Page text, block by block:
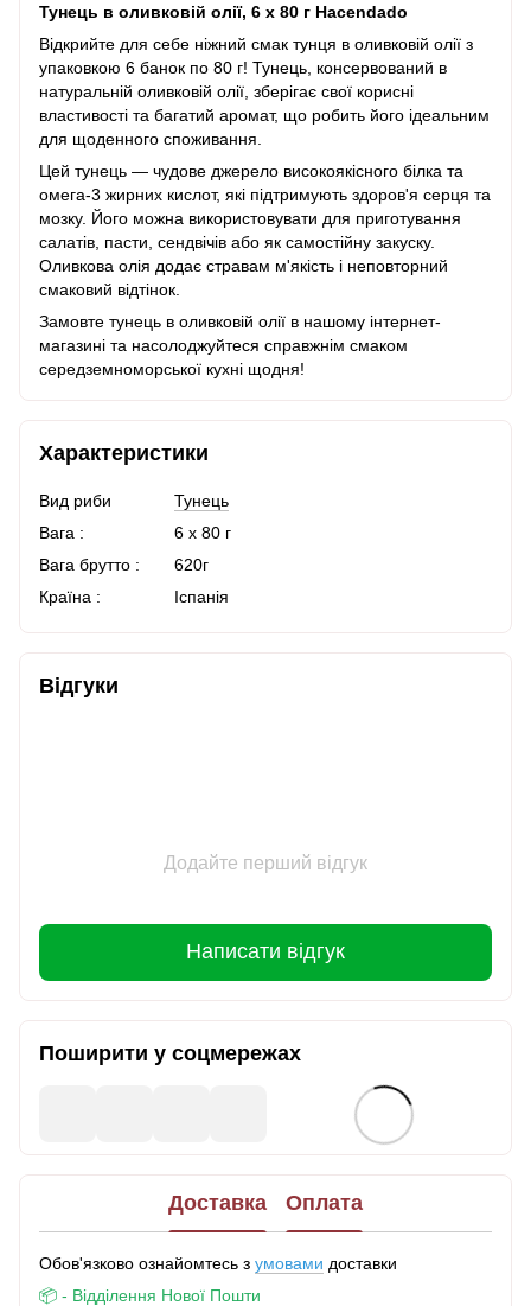
Тунець в оливковій олії, 6 х 80 г Haсendado
Відкрийте для себе ніжний смак тунця в оливковій олії з
упаковкою 6 банок по 80 г! Тунець, консервований в
натуральній оливковій олії, зберігає свої корисні
властивості та багатий аромат, що робить його ідеальним
для щоденного споживання.
Цей тунець — чудове джерело високоякісного білка та
омега-3 жирних кислот, які підтримують здоров'я серця та
мозку. Його можна використовувати для приготування
салатів, пасти, сендвічів або як самостійну закуску.
Оливкова олія додає стравам м'якість і неповторний
смаковий відтінок.
Замовте тунець в оливковій олії в нашому інтернет-
магазині та насолоджуйтеся справжнім смаком
середземноморської кухні щодня!
Характеристики
Вид риби
Тунець
Вага :
6 х 80 г
Вага брутто :
620г
Країна :
Іспанія
Відгуки
Додайте перший відгук
Написати відгук
Поширити у соцмережах
Доставка Оплата
Обов'язково ознайомтесь з умовами доставки
📦 - Відділення Нової Пошти